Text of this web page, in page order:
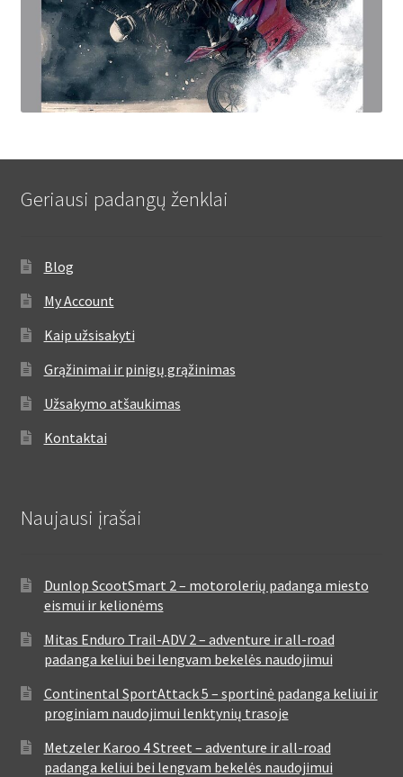
Geriausi padangų ženklai
Blog
My Account
Kaip užsisakyti
Grąžinimai ir pinigų grąžinimas
Užsakymo atšaukimas
Kontaktai
Naujausi įrašai
Dunlop ScootSmart 2 – motorolerių padanga miesto
eismui ir kelionėms
Mitas Enduro Trail-ADV 2 – adventure ir all-road
padanga keliui bei lengvam bekelės naudojimui
Continental SportAttack 5 – sportinė padanga keliui ir
proginiam naudojimui lenktynių trasoje
Metzeler Karoo 4 Street – adventure ir all-road
padanga keliui bei lengvam bekelės naudojimui